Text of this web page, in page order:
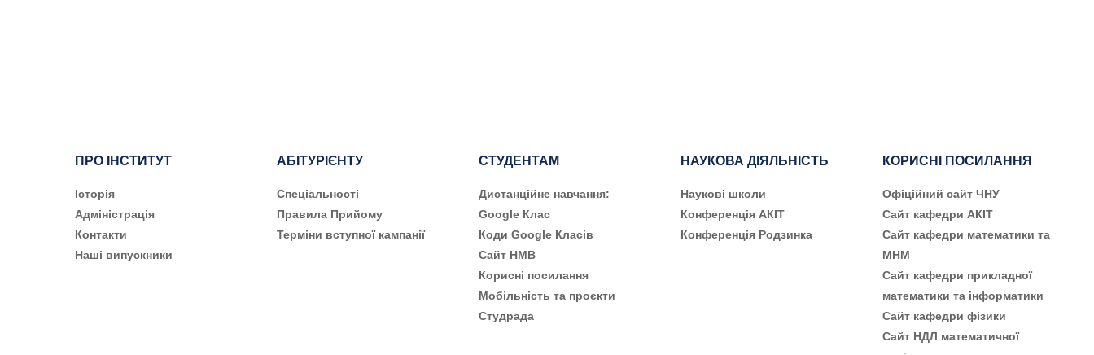
ПРО ІНСТИТУТ
Історія
Адміністрація
Контакти
Наші випускники
АБІТУРІЄНТУ
Cпеціальності
Правила Прийому
Терміни вступної кампанії
СТУДЕНТАМ
Дистанційне навчання:
Google Клас
Коди Google Класів
Сайт НМВ
Корисні посилання
Мобільність та проєкти
Студрада
НАУКОВА ДІЯЛЬНІСТЬ
Наукові школи
Конференція АКІТ
Конференція Родзинка
КОРИСНІ ПОСИЛАННЯ
Офіційний сайт ЧНУ
Сайт кафедри АКІТ
Сайт кафедри математики та
МНМ
Сайт кафедри прикладної
математики та інформатики
Сайт кафедри фізики
Сайт НДЛ математичної